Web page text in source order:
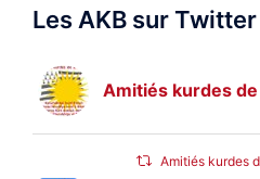
Les AKB sur Twitter
Amitiés kurdes
Amitiés kurdes